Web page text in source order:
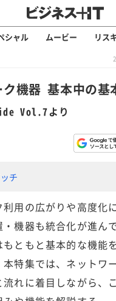
シャル ムービー リス
ク機器 基本中の基
Vol.7より
チ
利用の広がりや高度化
機器も統合化が進ん
もともと基本的な機能
本特集では、ネットワ
れに着目しながら、